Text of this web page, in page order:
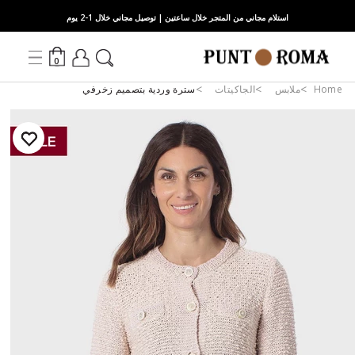
استلام مجاني من المتجر خلال ساعتين | توصيل مجاني خلال 1-2 يوم
0
Home ملابس الجاكيتات سترة وردية بتصميم زخرفي